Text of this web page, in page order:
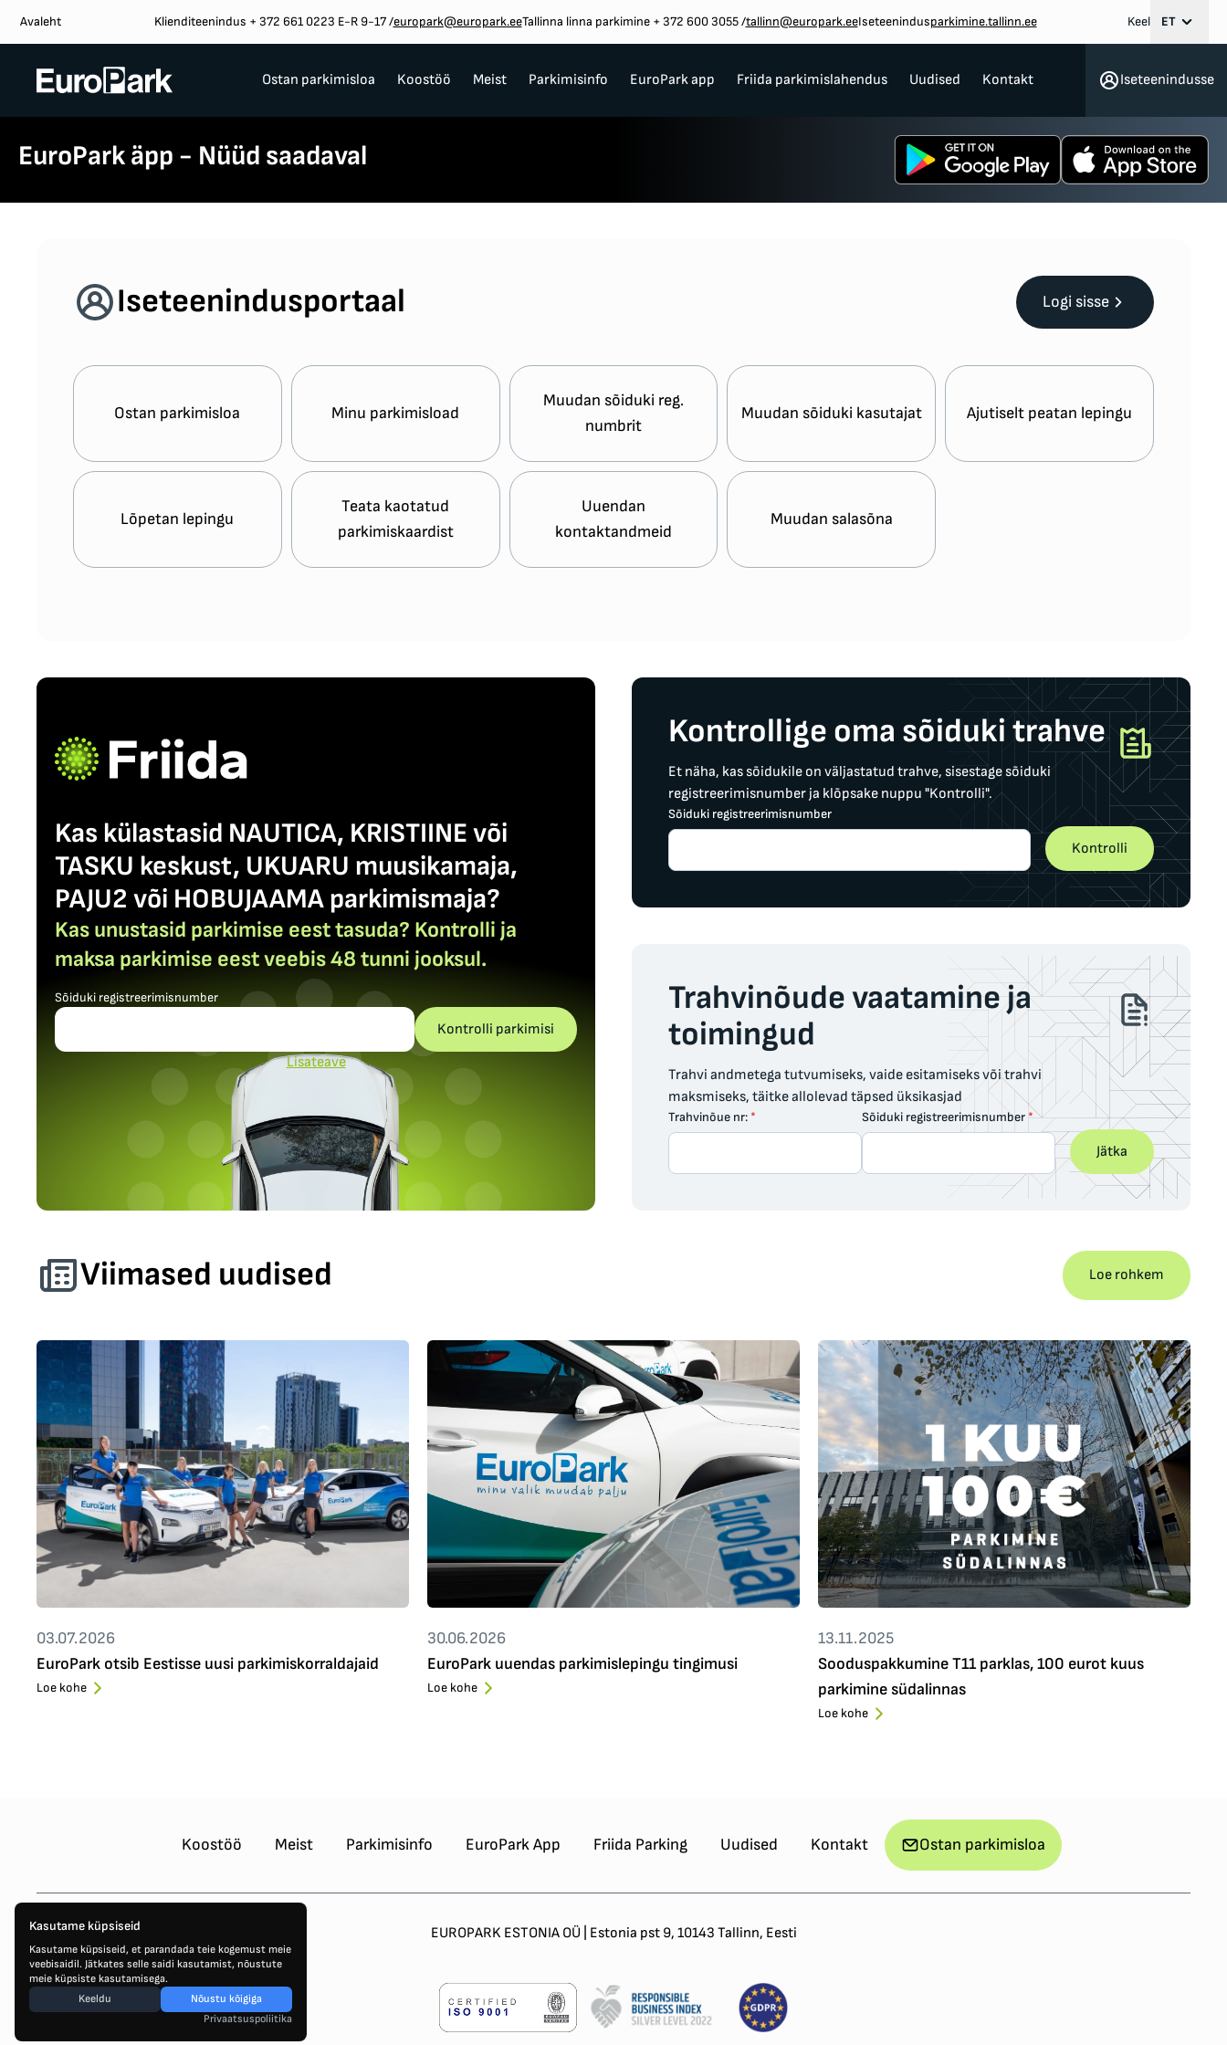
Avaleht Klienditeenindus + 372 661 0223 E-R 9-17/europark@europark.eeTallinna linna parkimine + 372 600 3055/tallinn@europark.eeIseteenindusparkimine.tallinn.ee Keel ET
Ostan parkimisloa Koostöö Meist Parkimisinfo EuroPark app Friida parkimislahendus Uudised Kontakt Iseteenindusse
EuroPark äpp - Nüüd saadaval
Iseteenindusportaal Logi sisse
Ostan parkimisloa Minu parkimisload
Muudan sõiduki reg.
numbrit
Muudan sõiduki kasutajat Ajutiselt peatan lepingu
Lõpetan lepingu
Teata kaotatud
parkimiskaardist
Uuendan
kontaktandmeid
Muudan salasõna
Kas külastasid NAUTICA, KRISTIINE või
TASKU keskust, UKUARU muusikamaja,
PAJU2 või HOBUJAAMA parkimismaja?
Kas unustasid parkimise eest tasuda? Kontrolli ja
maksa parkimise eest veebis 48 tunni jooksul.
Sõiduki registreerimisnumber
Kontrolli parkimisi
Lisateave
Kontrollige oma sõiduki trahve
Et näha, kas sõidukile on väljastatud trahve, sisestage sõiduki
registreerimisnumber ja klõpsake nuppu "Kontrolli".
Sõiduki registreerimisnumber
Kontrolli
Trahvinõude vaatamine ja
toimingud
Trahvi andmetega tutvumiseks, vaide esitamiseks või trahvi
maksmiseks, täitke allolevad täpsed üksikasjad
Trahvinõue nr: * Sõiduki registreerimisnumber *
Jätka
Viimased uudised Loe rohkem
03.07.2026
EuroPark otsib Eestisse uusi parkimiskorraldajaid
Loe kohe
30.06.2026
EuroPark uuendas parkimislepingu tingimusi
Loe kohe
13.11.2025
Sooduspakkumine T11 parklas, 100 eurot kuus
parkimine südalinnas
Loe kohe
Koostöö Meist Parkimisinfo EuroPark App Friida Parking Uudised Kontakt Ostan parkimisloa
EUROPARK ESTONIA OÜ | Estonia pst 9, 10143 Tallinn, Eesti
Kasutame küpsiseid
Kasutame küpsiseid, et parandada teie kogemust meie
veebisaidil. Jätkates selle saidi kasutamist, nõustute
meie küpsiste kasutamisega.
Keeldu
Nõustu kõigiga
Privaatsuspoliitika